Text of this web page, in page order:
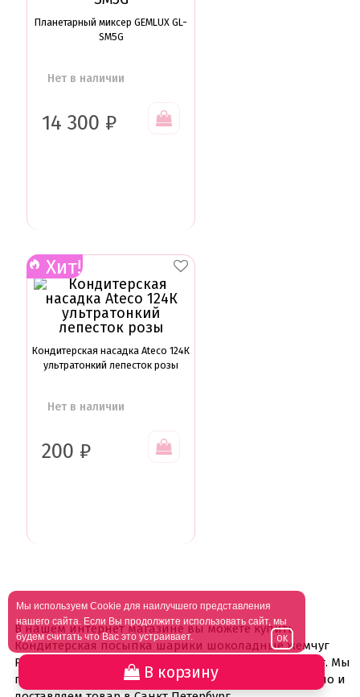
В корзину
Планетарный миксер GEMLUX GL-
SM5G
Нет в наличии
14 300 ₽
Хит!
Кондитерская насадка Ateco 124К
ультратонкий лепесток розы
Нет в наличии
200 ₽
В нашем интернет магазине вы можете купить
Кондитерская посыпка шарики шоколадные жемчуг
Розово Черный микс 50гр
. Цены вас приятно удивят. Мы
проводим не только всевозможные акции скидки, но и
Мы используем Cookie для наилучшего представления
нашего сайта. Если Вы продолжите использовать сайт, мы
будем считать что Вас это устраивает.
OK